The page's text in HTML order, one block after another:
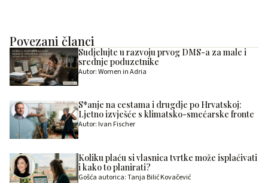
Povezani članci
Sudjelujte u razvoju prvog DMS-a za male i
srednje poduzetnike
Autor: Women in Adria
S*anje na cestama i drugdje po Hrvatskoj:
Ljetno izvješće s klimatsko-smećarske fronte
Autor: Ivan Fischer
Koliku plaću si vlasnica tvrtke može isplaćivati
i kako to planirati?
Gošća autorica: Tanja Bilić Kovačević